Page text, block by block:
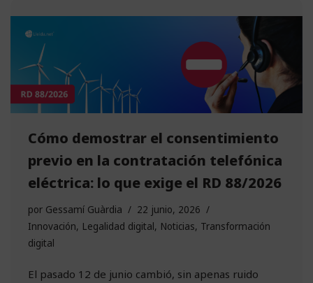
Cómo demostrar el consentimiento
previo en la contratación telefónica
eléctrica: lo que exige el RD 88/2026
por Gessamí Guàrdia
22 junio, 2026
Innovación, Legalidad digital, Noticias, Transformación
digital
El pasado 12 de junio cambió, sin apenas ruido